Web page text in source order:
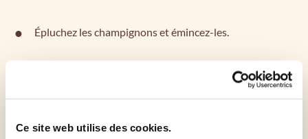
Ce site web utilise des cookies.
Épluchez les champignons et émincez-les.
Dans une poêle avec un filet d'huile d'olive, faites
sauter vivement les champignons avec une pincée